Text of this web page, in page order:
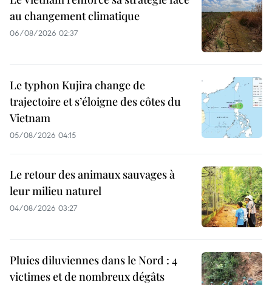
au changement climatique
06/08/2026 02:37
Le typhon Kujira change de
trajectoire et s’éloigne des côtes du
Vietnam
05/08/2026 04:15
Le retour des animaux sauvages à
leur milieu naturel
04/08/2026 03:27
Pluies diluviennes dans le Nord : 4
victimes et de nombreux dégâts